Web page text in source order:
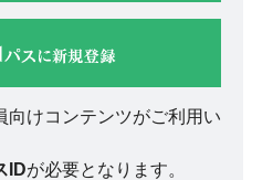
向けコンテンツがご利用い
IDが必要となります。